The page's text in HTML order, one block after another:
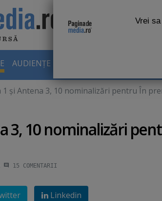
AUDIENȚE TV
1 şi Antena 3, 10 nominalizări pentru În
3, 10 nominalizări
15 COMENTARII
Linkedin
Vrei